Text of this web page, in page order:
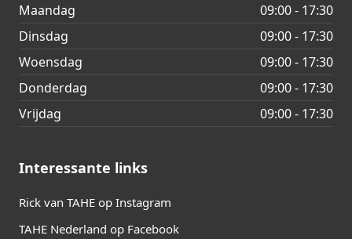
Maandag
09:00 - 17:30
Dinsdag
09:00 - 17:30
Woensdag
09:00 - 17:30
Donderdag
09:00 - 17:30
Vrijdag
09:00 - 17:30
Interessante links
Rick van TAHE op Instagram
TAHE Nederland op Facebook